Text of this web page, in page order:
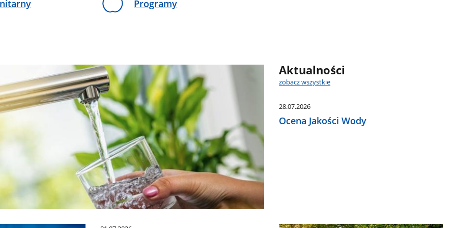
Programy
Aktualności
zobacz wszystkie
28.07.2026
Ocena Jakości Wody